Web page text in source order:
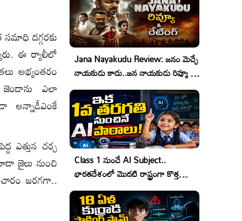
దగ్గరకు
ఈ ర్యాలీలో
అభ్యంతరం
జెండాను ఎలా
అన్నాడీఎంకే
ఎత్తున చర్చ
జైలు నుంచి
జరగగా..
Jana Nayakudu Review: జనం మెచ్చే
నాయకుడు కాదు..జన నాయకుడు రివ్యూ &
రేటింగ్!
Class 1 నుంచే AI Subject..
భారతదేశంలో మొదటి రాష్ట్రంగా కొత్త
చరిత్ర!